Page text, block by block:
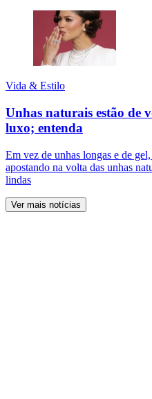
Vida & Estilo
Unhas naturais estão de
luxo; entenda
Em vez de unhas longas e de
apostando na volta das unhas
lindas
Ver mais notícias